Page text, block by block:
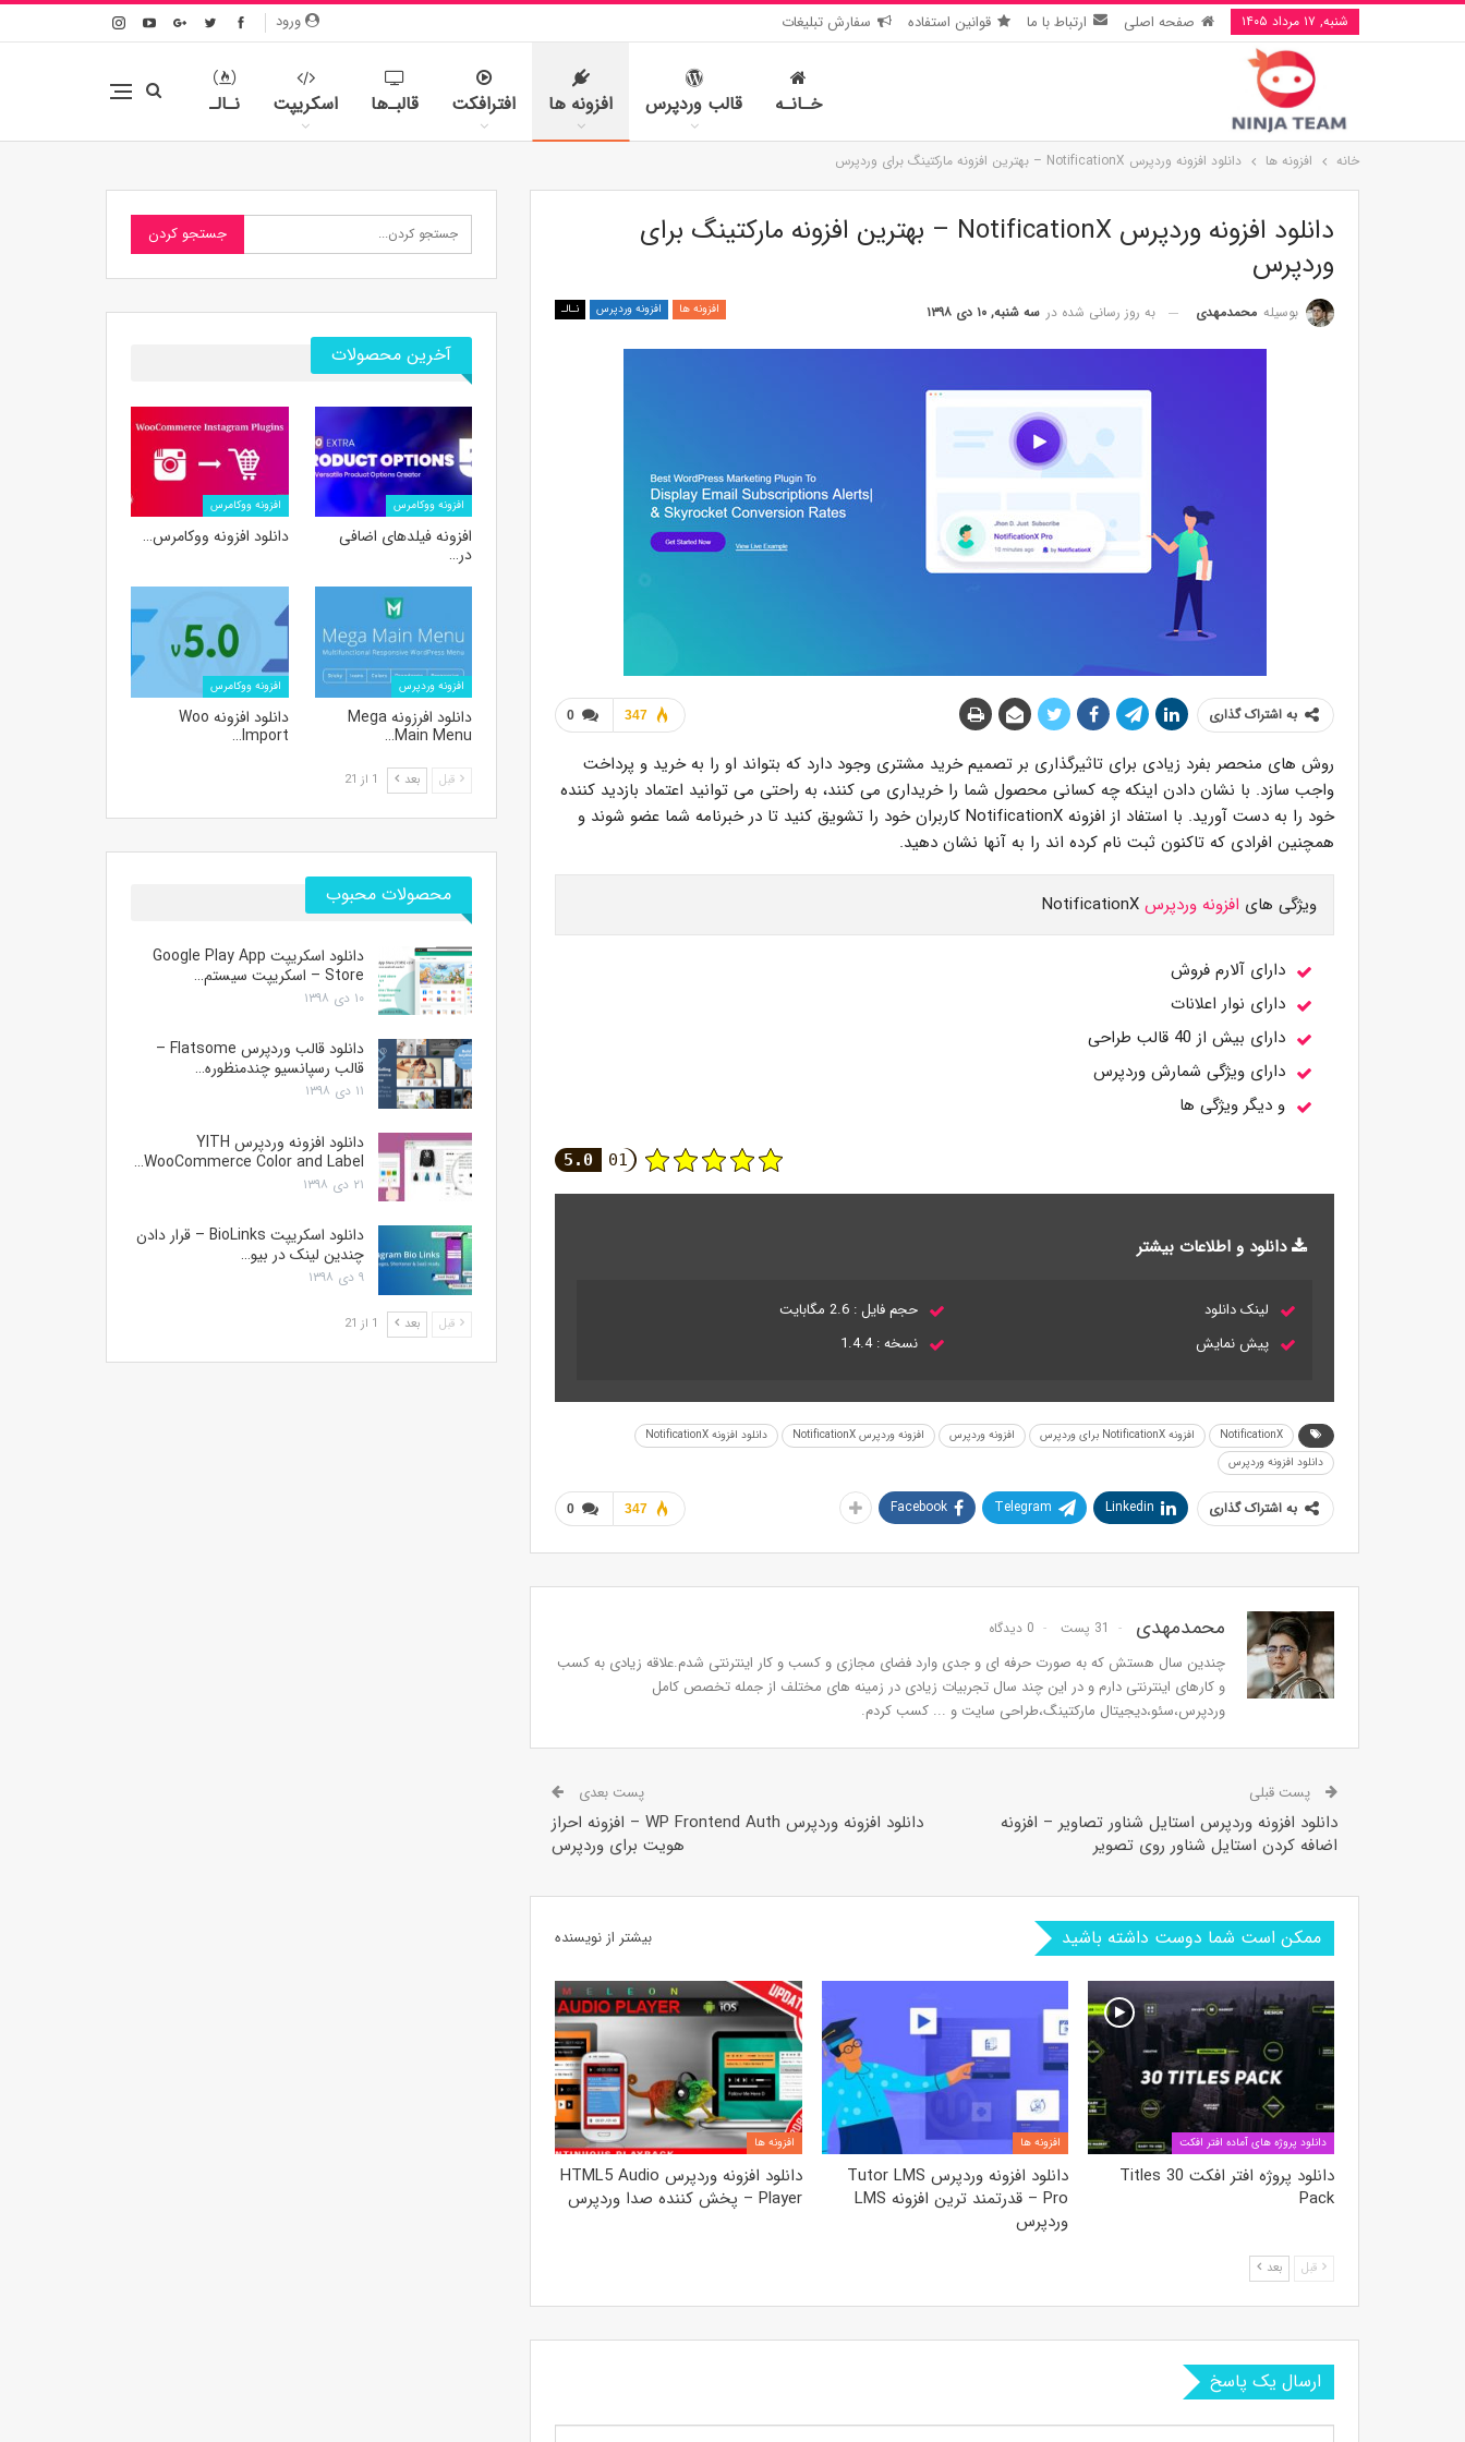
ورود شنبه, ۱۷ مرداد ۱۴۰۵ صفحه اصلی ارتباط با ما قوانین استفاده سفارش تبلیغات
خـانـه قالب وردپرس افزونه ها افترافکت قالبـ‌ها اسکریپت نـالـ
خانه افزونه ها دانلود افزونه وردپرس NotificationX – بهترین افزونه مارکتینگ برای وردپرس
دانلود افزونه وردپرس NotificationX – بهترین افزونه مارکتینگ برای
وردپرس
افزونه ها افزونه وردپرس نـالـ بوسیله محمدمهدی به روز رسانی شده در سه شنبه, ۱۰ دی ۱۳۹۸
0 347 به اشتراک گذاری
روش های منحصر بفرد زیادی برای تاثیرگذاری بر تصمیم خرید مشتری وجود دارد که بتواند او را به خرید و پرداخت
واجب سازد. با نشان دادن اینکه چه کسانی محصول شما را خریداری می کنند، به راحتی می توانید اعتماد بازدید کننده
خود را به دست آورید. با استفاد از افزونه NotificationX کاربران خود را تشویق کنید تا در خبرنامه شما عضو شوند و
همچنین افرادی که تاکنون ثبت نام کرده اند را به آنها نشان دهید.
ویژگی های افزونه وردپرس
دارای آلارم فروش
دارای نوار اعلانات
دارای بیش از 40 قالب طراحی
دارای ویژگی شمارش وردپرس
و دیگر ویژگی ها
5.0 01
دانلود و اطلاعات بیشتر
لینک دانلود
حجم فایل : 2.6 مگابایت
پیش نمایش
نسخه : 1.4.4
NotificationX افزونه NotificationX برای وردپرس افزونه وردپرس افزونه وردپرس NotificationX
دانلود افزونه NotificationX
دانلود افزونه وردپرس
0 347 به اشتراک گذاری Linkedin
Telegram
Facebook
محمدمهدی 31 پست 0 دیدگاه
چندین سال هستش که به صورت حرفه ای و جدی وارد فضای مجازی و کسب و کار اینترنتی شدم.علاقه زیادی به کسب
و کارهای اینترنتی دارم و در این چند سال تجربیات زیادی در زمینه های مختلف از جمله تخصص کامل
وردپرس،سئو،دیجیتال مارکتینگ،طراحی سایت و ... کسب کردم.
پست قبلی
دانلود افزونه وردپرس استایل شناور تصاویر – افزونه
اضافه کردن استایل شناور روی تصویر
پست بعدی
دانلود افزونه وردپرس WP Frontend Auth – افزونه احراز
هویت برای وردپرس
ممکن است شما دوست داشته باشید بیشتر از نویسنده
دانلود پروژه های آماده افتر افکت
دانلود پروژه افتر افکت 30 Titles
Pack
افزونه ها
دانلود افزونه وردپرس Tutor LMS
Pro – قدرتمند ترین افزونه LMS
وردپرس
افزونه ها
دانلود افزونه وردپرس HTML5 Audio
Player – پخش کننده صدا وردپرس
قبل بعد
ارسال یک پاسخ
آخرین محصولات
افزونه ووکامرس
افزونه فیلدهای اضافی
در…
افزونه ووکامرس
دانلود افزونه ووکامرس…
افزونه وردپرس
دانلود افرزونه Mega
Main Menu…
افزونه ووکامرس
دانلود افزونه Woo
Import…
قبل بعد 1 از 21
محصولات محبوب
دانلود اسکریپت Google Play App
Store – اسکریپت سیستم…
۱۰ دی ۱۳۹۸
دانلود قالب وردپرس Flatsome –
قالب رسپانسیو چندمنظوره…
۱۱ دی ۱۳۹۸
دانلود افزونه وردپرس YITH
WooCommerce Color and Label…
۲۱ دی ۱۳۹۸
دانلود اسکریپت BioLinks – قرار دادن
چندین لینک در بیو…
۹ دی ۱۳۹۸
قبل بعد 1 از 21